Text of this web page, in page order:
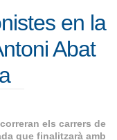
en la
Abat
els carrers de
que finalitzarà amb